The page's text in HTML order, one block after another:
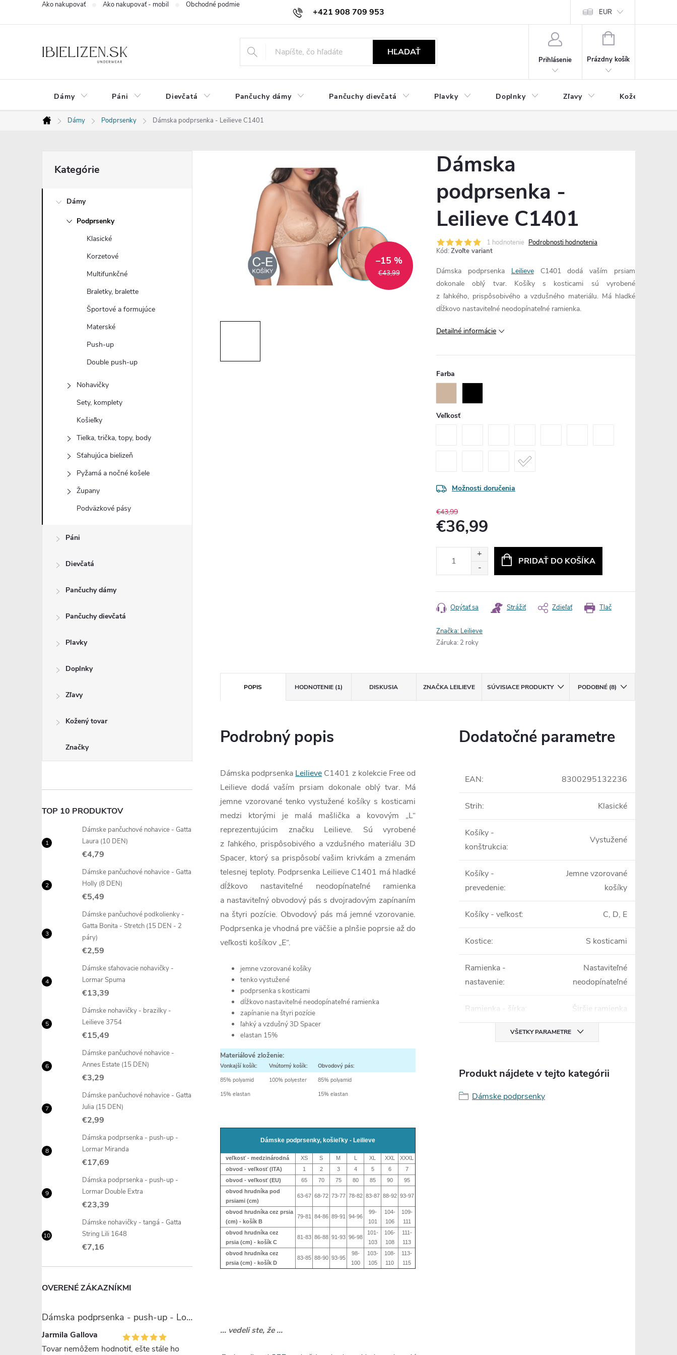
+421 908 709 953
objednavky@ibielizen.sk
Ako nakupovať Ako nakupovať - mobil Obchodné podmienky
EUR
HĽADAŤ
Prihlásenie
NÁKUPNÝ
Prázdny košík
Dámy Páni Dievčatá Pančuchy dámy Pančuchy dievčatá Plavky Doplnky Zľavy Kožený tovar
Domov
Dámy Podprsenky Dámska podprsenka - Leilieve C1401
o
kategórie
Kategórie
Dámy
Podprsenky
Klasické
Korzetové
Multifunkčné
Braletky, bralette
Športové a formujúce
Materské
Push-up
Double push-up
Nohavičky
Sety, komplety
Košieľky
Tielka, trička, topy, body
Sťahujúca bielizeň
Pyžamá a nočné košele
Župany
Podväzkové pásy
Páni
Dievčatá
Pančuchy dámy
Pančuchy dievčatá
Plavky
Doplnky
Zľavy
Kožený tovar
Značky
TOP 10 PRODUKTOV
Dámske pančuchové nohavice - Gatta
Laura (10 DEN)
€4,79
Dámske pančuchové nohavice - Gatta
Holly (8 DEN)
€5,49
Dámske pančuchové podkolienky -
Gatta Bonita - Stretch (15 DEN - 2
páry)
€2,59
Dámske sťahovacie nohavičky -
Lormar Spuma
€13,39
Dámske nohavičky - brazilky -
Leilieve 3754
€15,49
Dámske pančuchové nohavice -
Annes Estate (15 DEN)
€3,29
Dámske pančuchové nohavice - Gatta
Julia (15 DEN)
€2,99
Dámska podprsenka - push-up -
Lormar Miranda
€17,69
Dámska podprsenka - push-up -
Lormar Double Extra
€23,39
Dámske nohavičky - tangá - Gatta
String Lili 1648
€7,16
OVERENÉ ZÁKAZNÍKMI
Dámska podprsenka - push-up - Lormar Miranda
Jarmila Gallova
Tovar nemôžem hodnotiť, ešte stále ho
€43,99
–15 %
Dámska
podprsenka -
Leilieve C1401
1 hodnotenie Podrobnosti hodnotenia
Kód: Zvoľte variant
Dámska podprsenka LeilieveC1401 dodá vaším prsiam
dokonale oblý tvar. Košíky s kosticami sú vyrobené
z ľahkého, prispôsobivého a vzdušného materiálu. Má hladké
dĺžkovo nastaviteľné neodopínateľné ramienka.
Detailné informácie
Farba
Veľkosť
Možnosti doručenia
€43,99
€36,99
PRIDAŤ DO KOŠÍKA
Tlač
Opýtať sa Strážiť Zdieľať
Značka: Leilieve
Záruka: 2 roky
POPIS HODNOTENIE (1) DISKUSIA ZNAČKA LEILIEVE SÚVISIACE PRODUKTY PODOBNÉ (8)
Podrobný popis
Dámska podprsenka Leilieve C1401 z kolekcie Free od
Leilieve dodá vaším prsiam dokonale oblý tvar. Má
jemne vzorované tenko vystužené košíky s kosticami
medzi ktorými je malá mašlička a kovovým „L“
reprezentujúcim značku Leilieve. Sú vyrobené
z ľahkého, prispôsobivého a vzdušného materiálu 3D
Spacer, ktorý sa prispôsobí vašim krivkám a zmenám
telesnej teploty. Podprsenka Leilieve C1401 má hladké
dĺžkovo nastaviteľné neodopínateľné ramienka
a nastaviteľný obvodový pás s dvojradovým zapínaním
na štyri pozície. Obvodový pás má jemné vzorovanie.
Podprsenka je vhodná pre väčšie a plnšie poprsie až do
veľkosti košíkov „E“.
jemne vzorované košíky
tenko vystužené
podprsenka s kosticami
dĺžkovo nastaviteľné neodopínateľné ramienka
zapínanie na štyri pozície
ľahký a vzdušný 3D Spacer
elastan 15%
Materiálové zloženie:
Vonkajší košík: Vnútorný košík:
Obvodový pás:
85% polyamid
15% elastan
100% polyester
85% polyamid
15% elastan
Dámske podprsenky, košieľky - Leilieve
veľkosť - medzinárodná XS S M L XL XXL
XXXL
obvod - veľkosť (ITA)
1 2 3 4 5 6
7
obvod - veľkosť (EU)
65 70 75 80 85 90
95
obvod hrudníka pod
prsiami (cm)
63-67 68-72 73-77 78-82 83-87 88-92 93-97
obvod hrudníka cez prsia
(cm) - košík B
79-81 84-86 89-91 94-96
99-
101
104-
106
109-
111
obvod hrudníka cez
prsia (cm) - košík C
81-83 86-88 91-93 96-98
101-
103
106-
108
111-
113
obvod hrudníka cez
prsia (cm) - košík D
83-85 88-90 93-95
98-
100
103-
105
108-
110
113-
115
... vedeli ste, že ...
Dodatočné parametre
EAN: 8300295132236
Strih: Klasické
Košíky -
konštrukcia:
Vystužené
Košíky -
prevedenie:
Jemne vzorované
košíky
Košíky - veľkosť: C, D, E
Kostice: S kosticami
Ramienka -
nastavenie:
Nastaviteľné
neodopínateľné
Ramienka - šírka: Širšie ramienka
VŠETKY PARAMETRE
Produkt nájdete v tejto kategórii
Dámske podprsenky